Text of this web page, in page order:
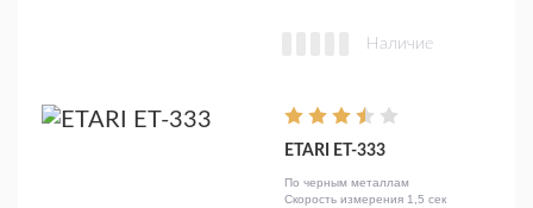
Наличие
ETARI ЕТ-333
По черным металлам
Скорость измерения 1,5 сек